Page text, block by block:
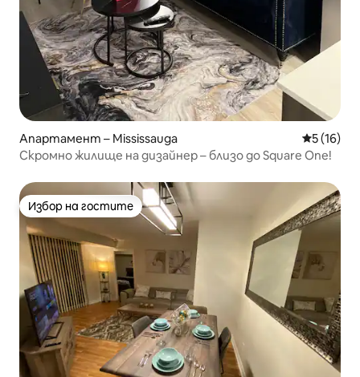
Апартамент – Mississauga Средна
5 (16)
Скромно жилище на дизайнер – близо до Square One!
Избор на гостите
Избор на гостите